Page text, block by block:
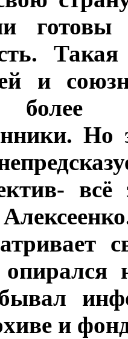
и
более
Но
и